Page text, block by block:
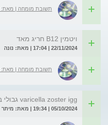
תשובת מומחה | מאת:
ויטמין B12 חריג מאד
22/11/2024 | 17:04 | מאת: נונה
תשובת מומחה | מאת:
varicella zoster igg גבולי בהריון
05/10/2024 | 19:34 | מאת: מיתר